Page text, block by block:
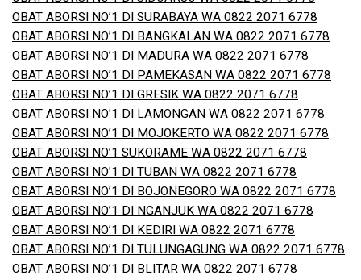
OBAT ABORSI NO’1 DI SURABAYA WA 0822 2071 6778
OBAT ABORSI NO’1 DI BANGKALAN WA 0822 2071 6778
OBAT ABORSI NO’1 DI MADURA WA 0822 2071 6778
OBAT ABORSI NO’1 DI PAMEKASAN WA 0822 2071 6778
OBAT ABORSI NO’1 DI GRESIK WA 0822 2071 6778
OBAT ABORSI NO’1 DI LAMONGAN WA 0822 2071 6778
OBAT ABORSI NO’1 DI MOJOKERTO WA 0822 2071 6778
OBAT ABORSI NO’1 SUKORAME WA 0822 2071 6778
OBAT ABORSI NO’1 DI TUBAN WA 0822 2071 6778
OBAT ABORSI NO’1 DI BOJONEGORO WA 0822 2071 6778
OBAT ABORSI NO’1 DI NGANJUK WA 0822 2071 6778
OBAT ABORSI NO’1 DI KEDIRI WA 0822 2071 6778
OBAT ABORSI NO’1 DI TULUNGAGUNG WA 0822 2071 6778
OBAT ABORSI NO’1 DI BLITAR WA 0822 2071 6778